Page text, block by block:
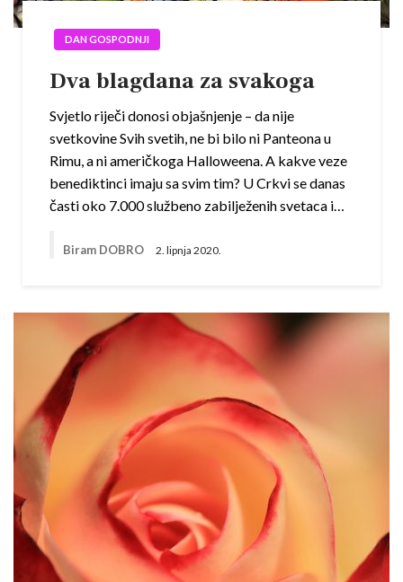
DAN GOSPODNJI
Dva blagdana za svakoga
Svjetlo riječi donosi objašnjenje – da nije
svetkovine Svih svetih, ne bi bilo ni Panteona u
Rimu, a ni američkoga Halloweena. A kakve veze
benediktinci imaju sa svim tim? U Crkvi se danas
časti oko 7.000 službeno zabilježenih svetaca i…
Biram DOBRO 2. lipnja 2020.